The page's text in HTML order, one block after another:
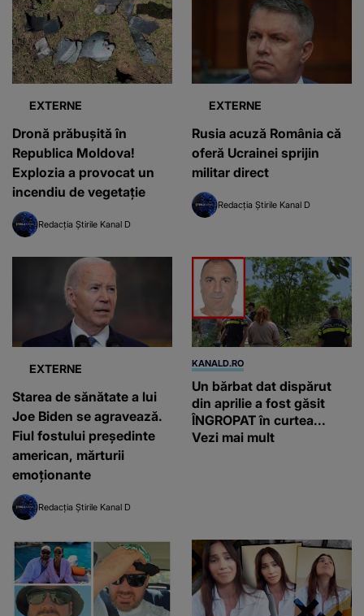
EXTERNE
Dronă prăbușită în
Republica Moldova!
Explozia a provocat un
incendiu de vegetație
Redacția Știrile Kanal D
EXTERNE
Rusia acuză România că
oferă Ucrainei sprijin
militar direct
Redacția Știrile Kanal D
EXTERNE
Starea de sănătate a lui
Joe Biden se agravează.
Fiul fostului președinte
american, mărturii
emoționante
Redacția Știrile Kanal D
KANALD.RO
Un bărbat dat dispărut
din aprilie a fost găsit
ÎNGROPAT în curtea...
Vezi mai mult